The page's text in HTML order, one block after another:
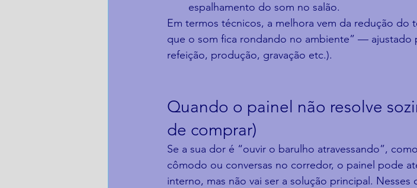
espalhamento do som no salão.
Em termos técnicos, a melhora vem da redução
que o som fica rondando no ambiente” — ajustado
refeição, produção, gravação etc.).
Quando o painel não resolve
de comprar)
Se a sua dor é “ouvir o barulho atravessando”,
cômodo ou conversas no corredor, o painel pode
interno, mas não vai ser a solução principal.